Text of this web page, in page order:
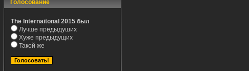
Голосование
The Internaitonal 2015 был
Лучше предыдуших
Хуже предыдущих
Такой же